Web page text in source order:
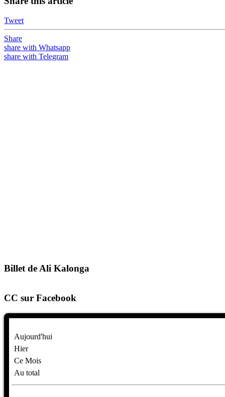
Tweet
Share
share with Whatsapp
share with Telegram
Billet de Ali Kalonga
CC sur Facebook
Aujourd'hui
Hier
Ce Mois
Au total